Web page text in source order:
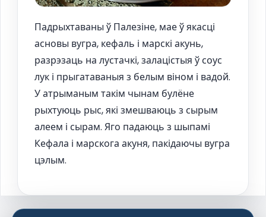
Падрыхтаваны ў Палезіне, мае ў якасці
асновы вугра, кефаль і марскі акунь,
разрэзаць на лустачкі, залацістыя ў соус
лук і прыгатаваныя з белым віном і вадой.
У атрыманым такім чынам булёне
рыхтуюць рыс, які змешваюць з сырым
алеем і сырам. Яго падаюць з шыпамі
Кефала і марскога акуня, пакідаючы вугра
цэлым.